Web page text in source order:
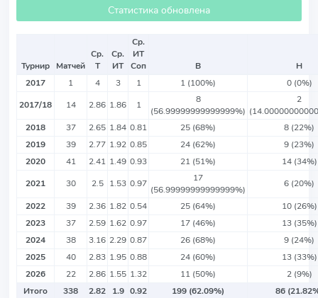
Статистика обновлена
Турнир Матчей
Ср.
Т
Ср.
ИТ
Ср.
ИТ
Соп
В
Н
2017
1 4 3 1 1 (100%)
0 (0%)
2017/18
14 2.86 1.86 1
8
(56.99999999999999%)
2
2018
37 2.65 1.84 0.81 25 (68%)
8 (22%)
2019
39 2.77 1.92 0.85 24 (62%)
9 (23%)
2020
41 2.41 1.49 0.93 21 (51%)
14 (34%)
2021
30 2.5 1.53 0.97
17
(56.99999999999999%)
6 (20%)
2022
39 2.36 1.82 0.54 25 (64%)
10 (26%)
2023
37 2.59 1.62 0.97 17 (46%)
13 (35%)
2024
38 3.16 2.29 0.87 26 (68%)
9 (24%)
2025
40 2.83 1.95 0.88 24 (60%)
13 (33%)
2026
22 2.86 1.55 1.32 11 (50%)
2 (9%)
Итого
338 2.82 1.9 0.92 199 (62.09%) 86